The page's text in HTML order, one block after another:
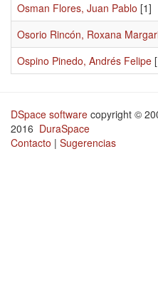
Osman Flores, Juan Pablo [1]
Osorio Rincón, Roxana
Ospino Pinedo, Andrés Felipe
DSpace software copyright ©
2016 DuraSpace
Contacto | Sugerencias